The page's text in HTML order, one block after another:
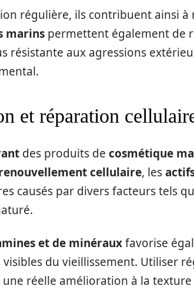
régulière, ils contribuent ainsi
marins permettent également de
résistante aux agressions
et réparation
des produits de cosmétique
cellulaire, les
causés par divers facteurs tels
et de minérauxfavorise
visibles du vieillissement. Utiliser
réelle amélioration à la texture